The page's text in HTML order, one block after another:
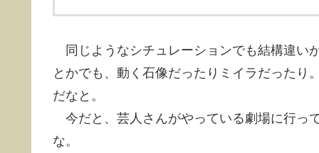
同じようなシチュレーションでも結構違い
とかでも、動く石像だったりミイラだったり
だなと。
今だと、芸人さんがやっている劇場に行っ
な。